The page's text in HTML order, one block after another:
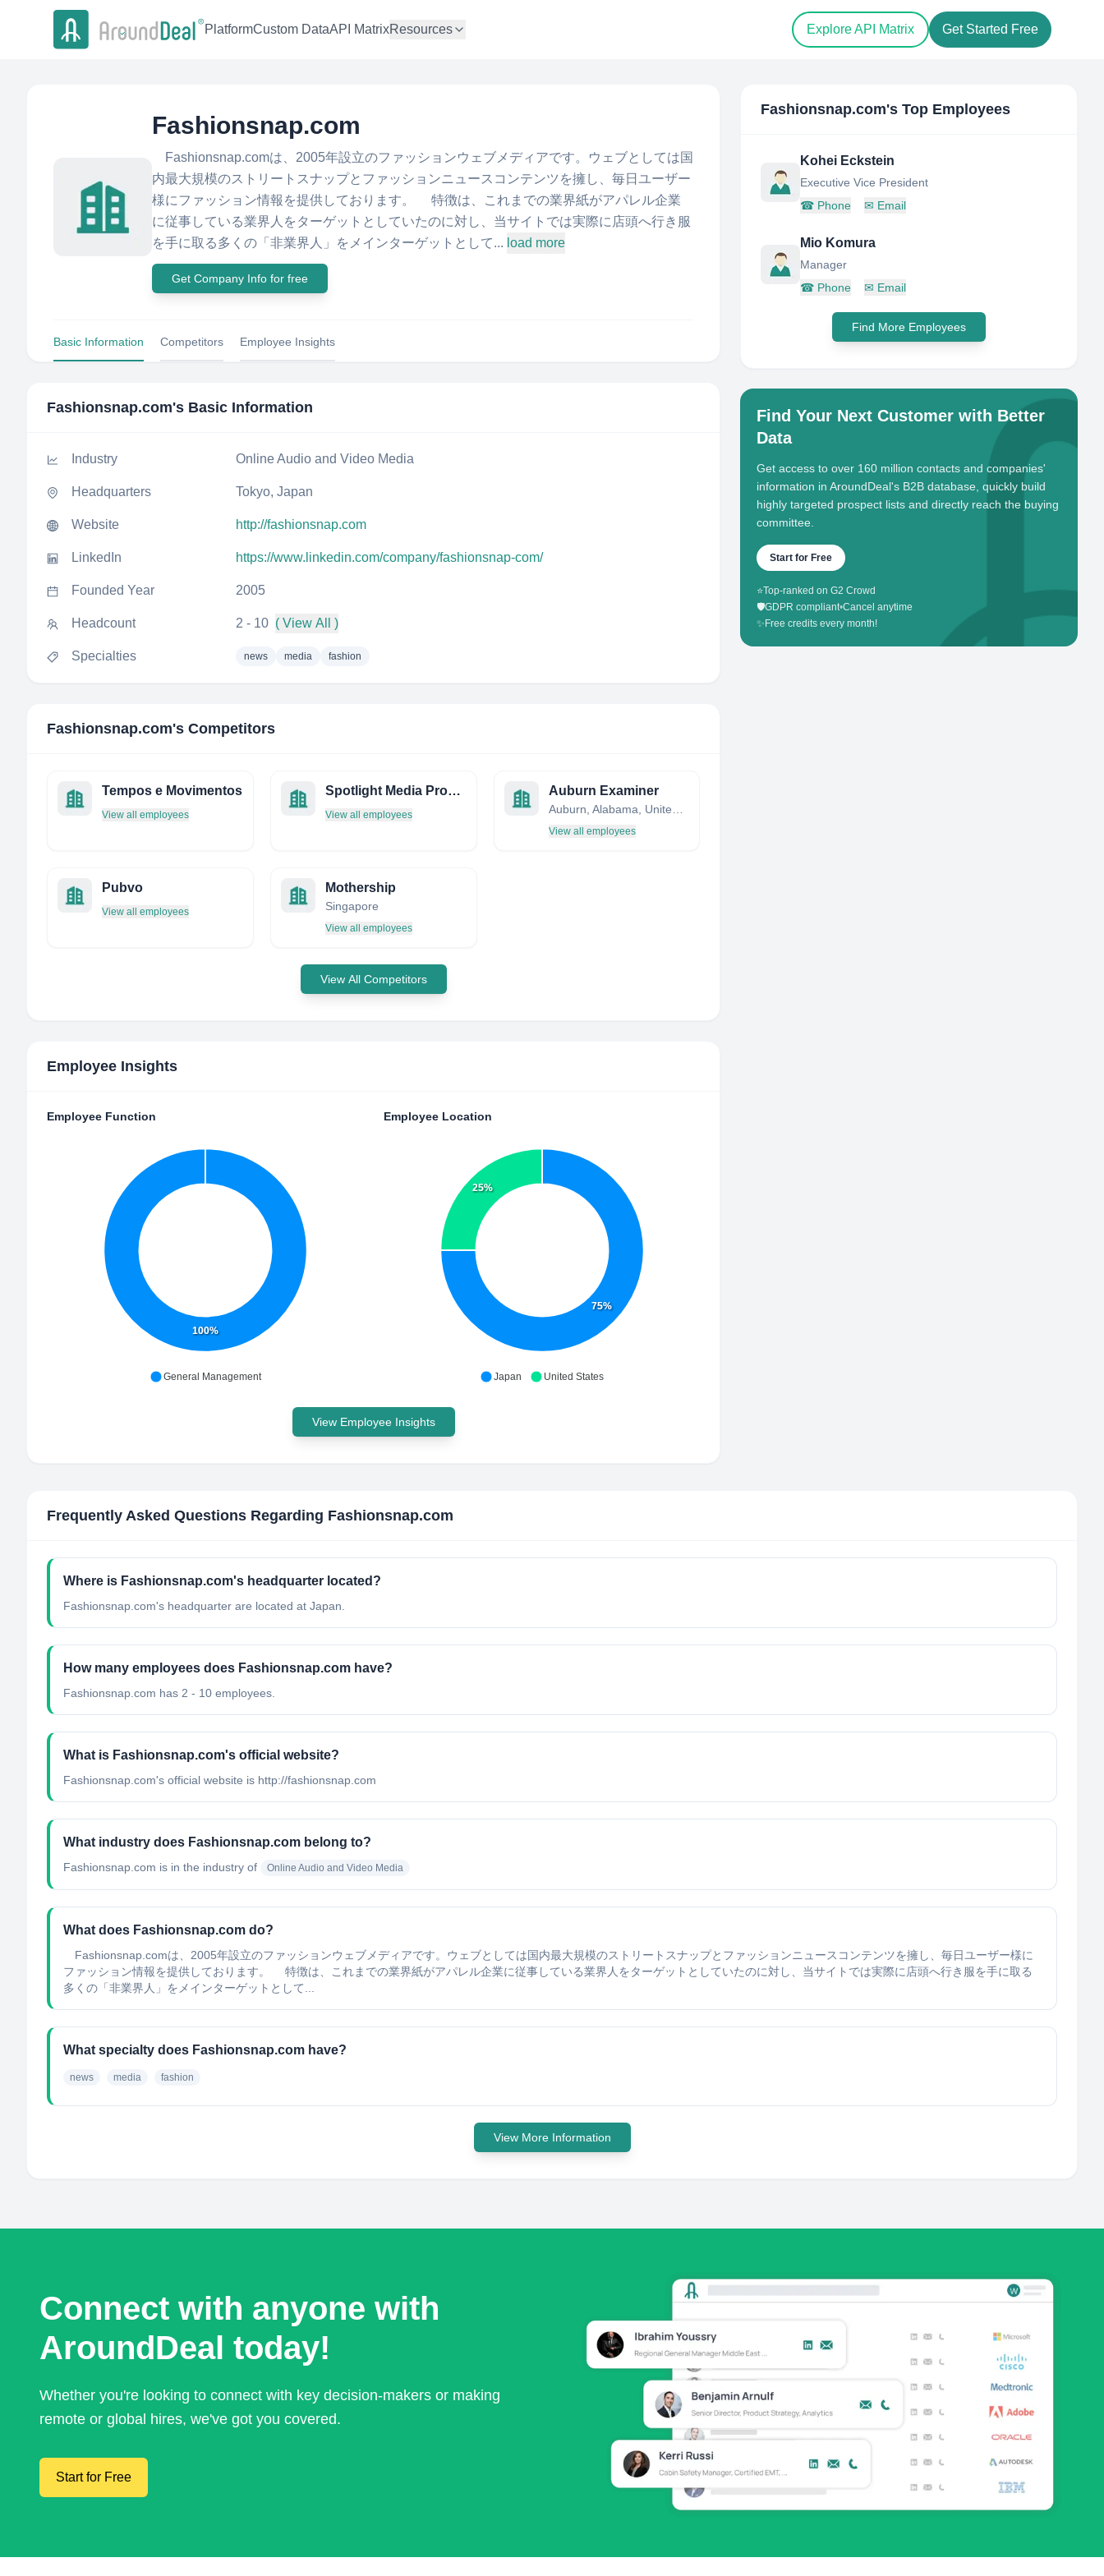
PlatformCustom DataAPI MatrixResources Explore API Matrix Get Started Free
Fashionsnap.com
Fashionsnap.comは、2005年設立のファッションウェブメディアです。ウェブとしては国
内最大規模のストリートスナップとファッションニュースコンテンツを擁し、毎日ユーザー
様にファッション情報を提供しております。 特徴は、これまでの業界紙がアパレル企業
に従事している業界人をターゲットとしていたのに対し、当サイトでは実際に店頭へ行き服
を手に取る多くの「非業界人」をメインターゲットとして... load more
Get Company Info for free
Basic Information Competitors Employee Insights
Fashionsnap.com's Basic Information
Industry Online Audio and Video Media
Headquarters Tokyo, Japan
Website http://fashionsnap.com
LinkedIn https://www.linkedin.com/company/fashionsnap-com/
Founded Year 2005
Headcount 2 - 10 ( View All )
Specialties news media fashion
Fashionsnap.com's Competitors
Tempos e Movimentos
View all employees
Spotlight Media Productions LTD
View all employees
Auburn Examiner
View all employees
Pubvo
View all employees
Mothership
Singapore
View all employees
View All Competitors
Employee Insights
Employee Function
100%
General Management
Employee Location
75%
25%
Japan United States
View Employee Insights
Fashionsnap.com's Top Employees
Kohei Eckstein
Executive Vice President
☎ Phone ✉ Email
Mio Komura
Manager
☎ Phone ✉ Email
Find More Employees
Find Your Next Customer with Better
Data
Get access to over 160 million contacts and companies'
information in AroundDeal's B2B database, quickly build
highly targeted prospect lists and directly reach the buying
committee.
Start for Free
⭐Top-ranked on G2 Crowd
🛡️GDPR compliant•Cancel anytime
✨ Free credits every month!
Frequently Asked Questions Regarding Fashionsnap.com
Where is Fashionsnap.com's headquarter located?
Fashionsnap.com's headquarter are located at Japan.
How many employees does Fashionsnap.com have?
Fashionsnap.com has 2 - 10 employees.
What is Fashionsnap.com's official website?
Fashionsnap.com's official website is http://fashionsnap.com
What industry does Fashionsnap.com belong to?
Fashionsnap.com is in the industry of Online Audio and Video Media
What does Fashionsnap.com do?
Fashionsnap.comは、2005年設立のファッションウェブメディアです。ウェブとしては国内最大規模のストリートスナップとファッションニュースコンテンツを擁し、毎日ユーザー様に
ファッション情報を提供しております。 特徴は、これまでの業界紙がアパレル企業に従事している業界人をターゲットとしていたのに対し、当サイトでは実際に店頭へ行き服を手に取る
多くの「非業界人」をメインターゲットとして...
What specialty does Fashionsnap.com have?
news media fashion
View More Information
Connect with anyone with
AroundDeal today!
Whether you're looking to connect with key decision-makers or making
remote or global hires, we've got you covered.
Start for Free